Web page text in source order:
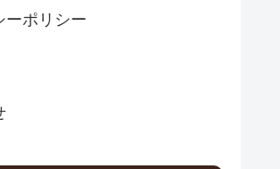
ーポリシー